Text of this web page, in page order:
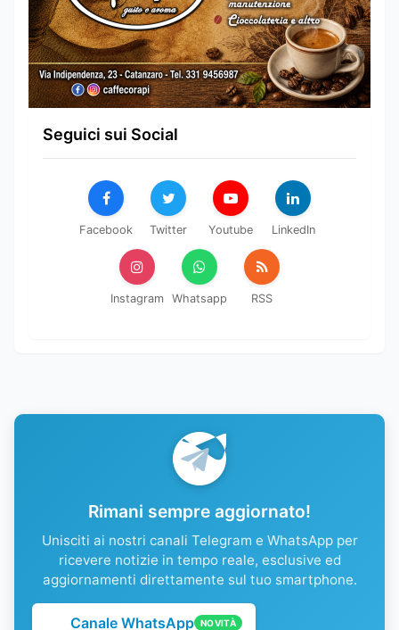
Seguici sui Social
Facebook Twitter Youtube LinkedIn
Instagram Whatsapp RSS
Rimani sempre aggiornato!
Unisciti ai nostri canali Telegram e WhatsApp per
ricevere notizie in tempo reale, esclusive ed
aggiornamenti direttamente sul tuo smartphone.
Canale WhatsApp NOVITÀ